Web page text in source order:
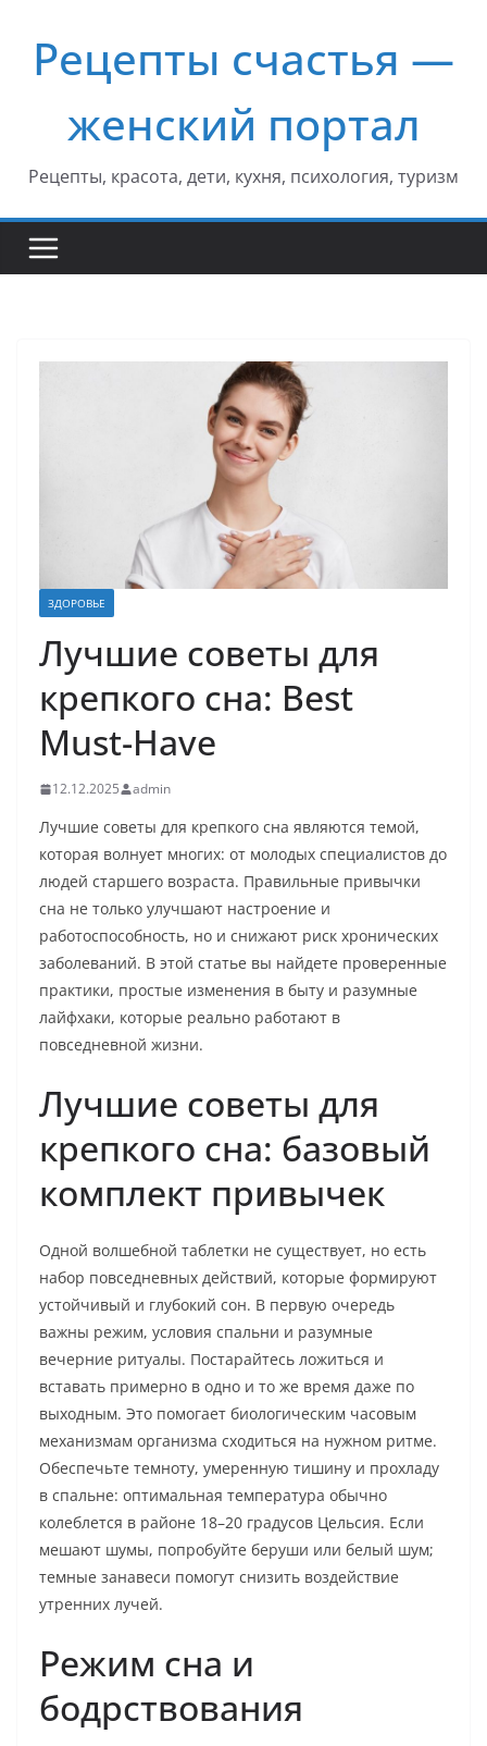
содержимому
Рецепты счастья —
женский портал
Рецепты, красота, дети, кухня, психология, туризм
ЗДОРОВЬЕ
Лучшие советы для
крепкого сна: Best
Must-Have
12.12.2025 admin
Лучшие советы для крепкого сна являются темой,
которая волнует многих: от молодых специалистов до
людей старшего возраста. Правильные привычки
сна не только улучшают настроение и
работоспособность, но и снижают риск хронических
заболеваний. В этой статье вы найдете проверенные
практики, простые изменения в быту и разумные
лайфхаки, которые реально работают в
повседневной жизни.
Лучшие советы для
крепкого сна: базовый
комплект привычек
Одной волшебной таблетки не существует, но есть
набор повседневных действий, которые формируют
устойчивый и глубокий сон. В первую очередь
важны режим, условия спальни и разумные
вечерние ритуалы. Постарайтесь ложиться и
вставать примерно в одно и то же время даже по
выходным. Это помогает биологическим часовым
механизмам организма сходиться на нужном ритме.
Обеспечьте темноту, умеренную тишину и прохладу
в спальне: оптимальная температура обычно
колеблется в районе 18–20 градусов Цельсия. Если
мешают шумы, попробуйте беруши или белый шум;
темные занавеси помогут снизить воздействие
утренних лучей.
Режим сна и
бодрствования